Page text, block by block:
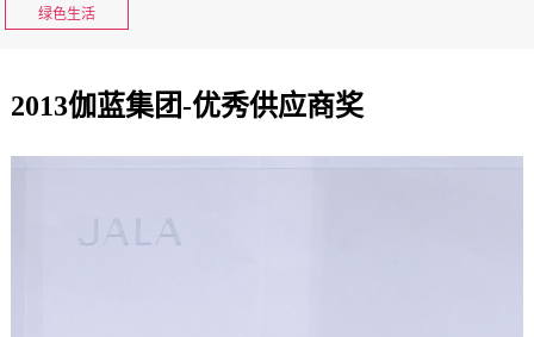
绿色生活
2013伽蓝集团-优秀供应商奖